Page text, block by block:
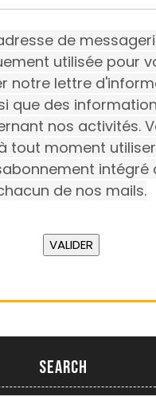
de
utilisée pour
notre lettre
que des
nos activités.
tout moment
intégré
de nos mails.
Search